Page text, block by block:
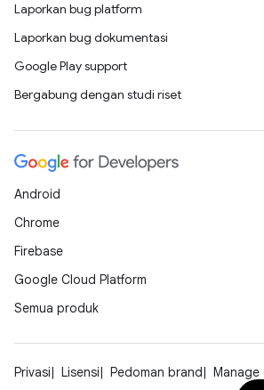
Laporkan bug platform
Laporkan bug dokumentasi
Google Play support
Bergabung dengan studi riset
Android
Chrome
Firebase
Google Cloud Platform
Semua produk
Privasi Lisensi Pedoman brand